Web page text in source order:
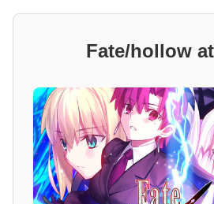
Fate/hollow